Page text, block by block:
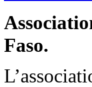
Faso.